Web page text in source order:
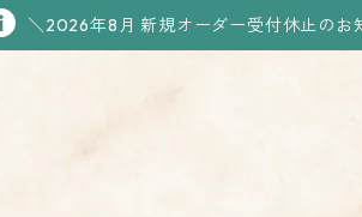
＼2026年8月 新規オーダー受付休止のお